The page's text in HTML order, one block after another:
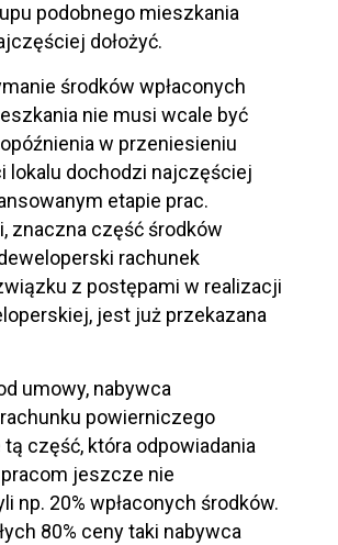
podobnego mieszkania
dołożyć.
środków wpłaconych
nie musi wcale być
w przeniesieniu
lokalu dochodzi najczęściej
etapie prac.
znaczna część środków
rachunek
z postępami w realizacji
jest już przekazana
umowy, nabywca
powierniczego
część, która odpowiadania
jeszcze nie
np. 20% wpłaconych środków.
80% ceny taki nabywca